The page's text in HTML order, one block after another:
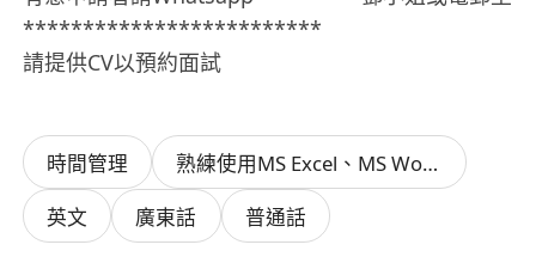
*************************
請提供CV以預約面試
時間管理
熟練使用MS Excel、MS Word、MS Access及中英文電腦操作
英文
廣東話 普通話